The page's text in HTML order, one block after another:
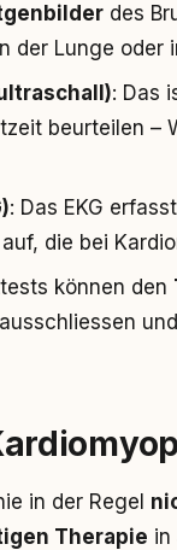
des
der Lunge oder
: Das
beurteilen –
: Das EKG
auf, die bei
können den
in der Regel
Therapie in